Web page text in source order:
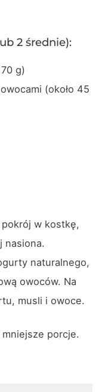
2 średnie):
g)
(około 45
w kostkę,
nasiona.
naturalnego,
owoców. Na
musli i owoce.
porcje.